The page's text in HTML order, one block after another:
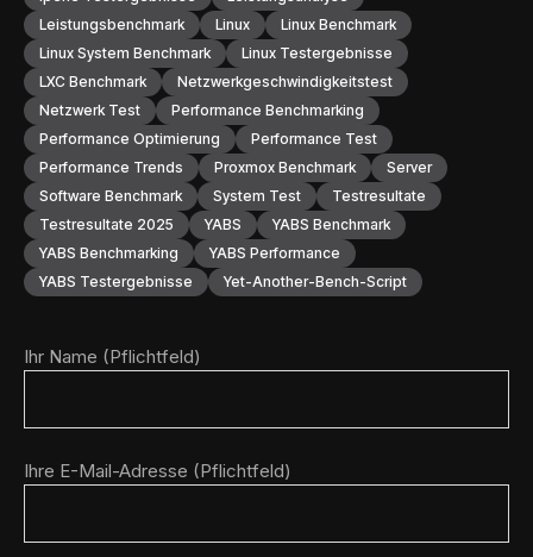
Leistungsbenchmark
Linux
Linux Benchmark
Linux System Benchmark
Linux Testergebnisse
LXC Benchmark
Netzwerkgeschwindigkeitstest
Netzwerk Test
Performance Benchmarking
Performance Optimierung
Performance Test
Performance Trends
Proxmox Benchmark
Server
Software Benchmark
System Test
Testresultate
Testresultate 2025
YABS
YABS Benchmark
YABS Benchmarking
YABS Performance
YABS Testergebnisse
Yet-Another-Bench-Script
Ihr Name (Pflichtfeld)
Ihre E-Mail-Adresse (Pflichtfeld)